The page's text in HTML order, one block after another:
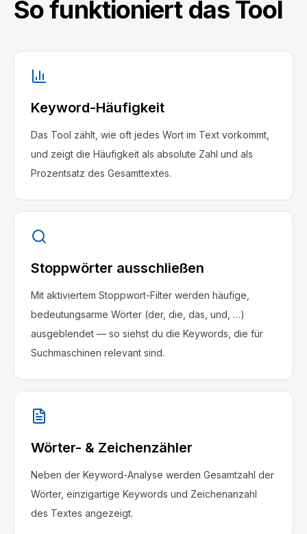
So funktioniert das Tool
Keyword-Häufigkeit
Das Tool zählt, wie oft jedes Wort im Text vorkommt,
und zeigt die Häufigkeit als absolute Zahl und als
Prozentsatz des Gesamttextes.
Stoppwörter ausschließen
Mit aktiviertem Stoppwort-Filter werden häufige,
bedeutungsarme Wörter (der, die, das, und, …)
ausgeblendet — so siehst du die Keywords, die für
Suchmaschinen relevant sind.
Wörter- & Zeichenzähler
Neben der Keyword-Analyse werden Gesamtzahl der
Wörter, einzigartige Keywords und Zeichenanzahl
des Textes angezeigt.